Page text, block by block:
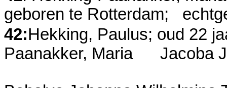
geboren te Rotterdam;
42:Hekking, Paulus; oud 22
Paanakker, Maria Jacoba